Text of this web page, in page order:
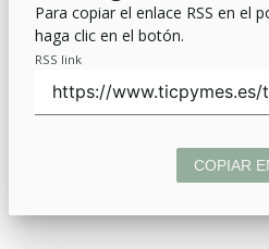
Para copiar el enlace RSS en el
haga clic en el botón.
RSS link
COPIAR